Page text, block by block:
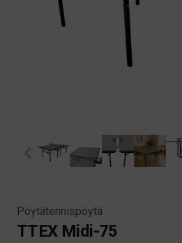
Pöytätennispöytä
TTEX Midi-75